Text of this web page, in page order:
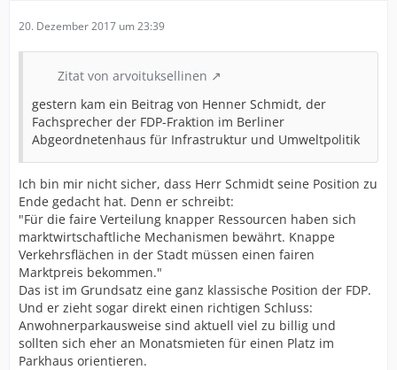
20. Dezember 2017 um 23:39
Zitat von arvoituksellinen
gestern kam ein Beitrag von Henner Schmidt, der
Fachsprecher der FDP-Fraktion im Berliner
Abgeordnetenhaus für Infrastruktur und Umweltpolitik
Ich bin mir nicht sicher, dass Herr Schmidt seine Position zu
Ende gedacht hat. Denn er schreibt:
"Für die faire Verteilung knapper Ressourcen haben sich
marktwirtschaftliche Mechanismen bewährt. Knappe
Verkehrsflächen in der Stadt müssen einen fairen
Marktpreis bekommen."
Das ist im Grundsatz eine ganz klassische Position der FDP.
Und er zieht sogar direkt einen richtigen Schluss:
Anwohnerparkausweise sind aktuell viel zu billig und
sollten sich eher an Monatsmieten für einen Platz im
Parkhaus orientieren.